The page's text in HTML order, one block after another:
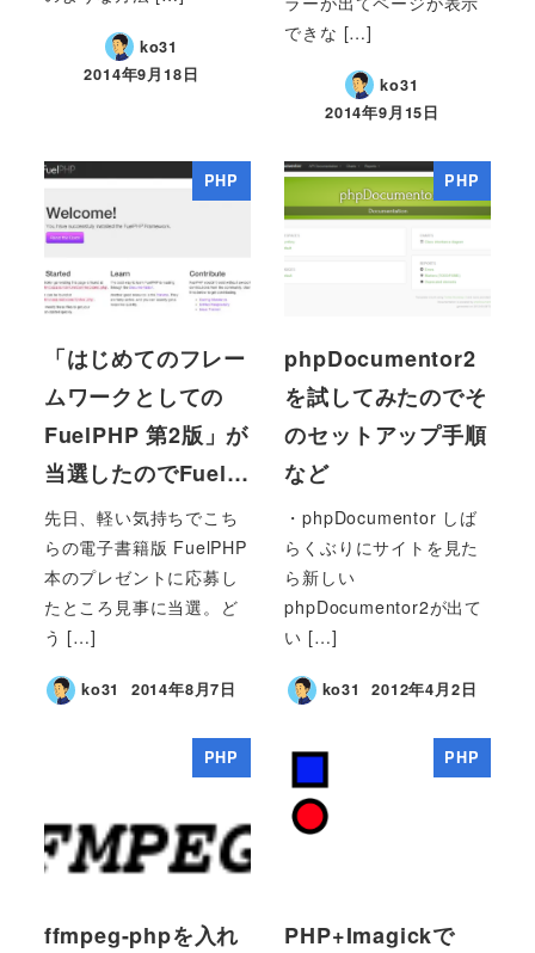
ko31
2014年9月18日
できな […]
ko31
2014年9月15日
PHP
「はじめてのフレー
ムワークとしての
FuelPHP 第2版」が
当選したのでFuel…
先日、軽い気持ちでこち
らの電子書籍版 FuelPHP
本のプレゼントに応募し
たところ見事に当選。ど
う […]
ko31 2014年8月7日
PHP
phpDocumentor2
を試してみたのでそ
のセットアップ手順
など
・phpDocumentor しば
らくぶりにサイトを見た
ら新しい
phpDocumentor2が出て
い […]
ko31 2012年4月2日
PHP
ffmpeg-phpを入れ
PHP
PHP+Imagickで